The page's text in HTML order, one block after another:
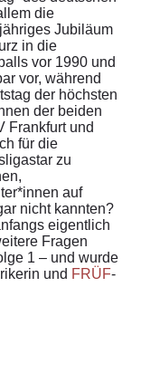
die
Jubiläum
in die
vor 1990 und
vor, während
der höchsten
der beiden
Frankfurt und
für die
zu
auf
nicht kannten?
eigentlich
Fragen
1 – und wurde
und FRÜF-